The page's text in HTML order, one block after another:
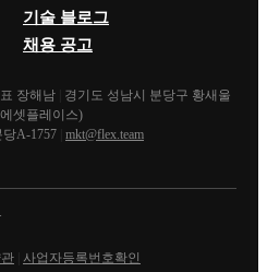
기술 블로그
채용 공고
장해남
경기도 성남시 분당구 황새울
셋플레이스)
A-1757 mkt@flex.team
사업자등록번호확인